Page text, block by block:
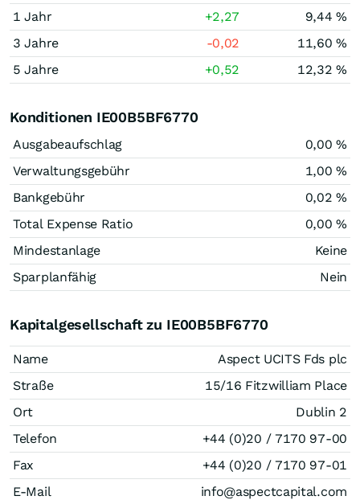
1 Jahr
+2,27
9,44 %
3 Jahre
-0,02
11,60 %
5 Jahre
+0,52 12,32 %
Konditionen IE00B5BF6770
Ausgabeaufschlag
0,00 %
Verwaltungsgebühr
1,00 %
Bankgebühr
0,02 %
Total Expense Ratio
0,00 %
Mindestanlage
Keine
Sparplanfähig
Nein
Kapitalgesellschaft zu IE00B5BF6770
Name
Aspect UCITS Fds plc
Straße
15/16 Fitzwilliam Place
Ort
Dublin 2
Telefon
+44 (0)20 / 7170 97-00
Fax
+44 (0)20 / 7170 97-01
E-Mail
info@aspectcapital.com